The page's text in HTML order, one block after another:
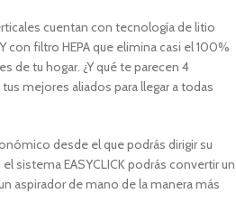
cuentan con tecnología de litio
con filtro HEPA que elimina casi el 100%
de tu hogar. ¿Y qué te parecen 4
tus mejores aliados para llegar a todas
desde el que podrás dirigir su
sistema EASYCLICK podrás convertir un
aspirador de mano de la manera más